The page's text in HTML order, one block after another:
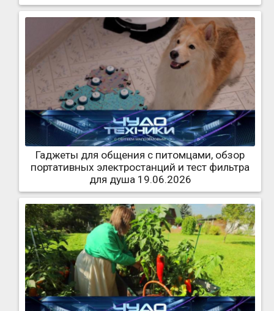
Гаджеты для общения с питомцами, обзор
портативных электростанций и тест фильтра
для душа 19.06.2026